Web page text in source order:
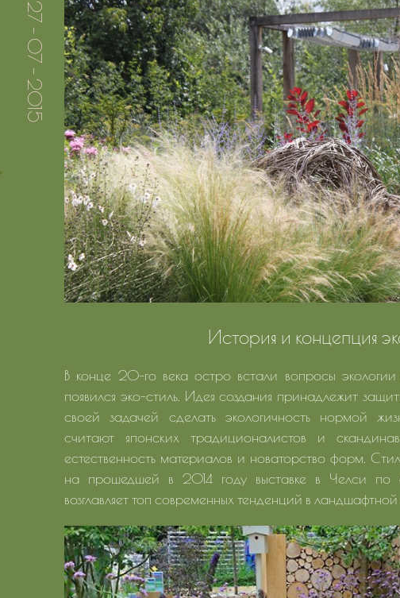
27 - 07 - 2015
История и концепция
В конце 20-го века остро встали вопросы
появился эко-стиль. Идея создания принадлежит
своей задачей сделать экологичность нормой
считают японских традиционалистов и
естественность материалов и новаторство форм.
на прошедшей в 2014 году выставке в Челси по
возглавляет топ современных тенденций в ландшафтной